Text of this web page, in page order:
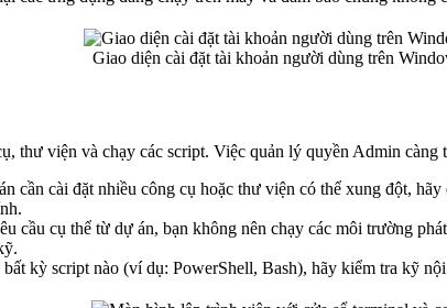
Giao diện cài đặt tài khoản người dùng trên
thư viện và chạy các script. Việc quản lý quyền Admin càng
cần cài đặt nhiều công cụ hoặc thư viện có thể xung đột,
cầu cụ thể từ dự án, bạn không nên chạy các môi trường
kỳ script nào (ví dụ: PowerShell, Bash), hãy kiểm tra kỹ